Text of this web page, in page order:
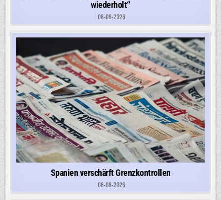
wiederholt“
08-08-2026
Spanien verschärft Grenzkontrollen
08-08-2026